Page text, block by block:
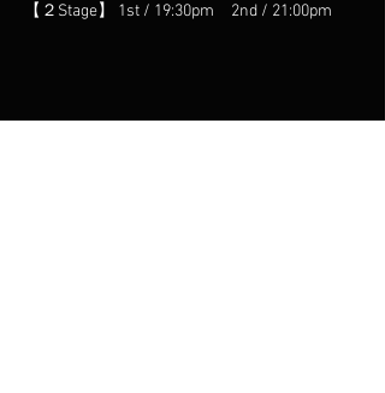
【２Stage】 1st / 19:30pm　2nd / 21:00pm